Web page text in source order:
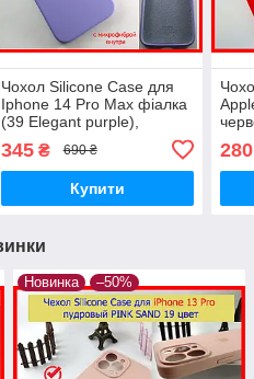
Чохол Silicone Case для
Iphone 14 Pro Max фіалка
(39 Elegant purple),
айфон 14 про макс
345₴ 690 ₴
Купити
280
Новинка –50%